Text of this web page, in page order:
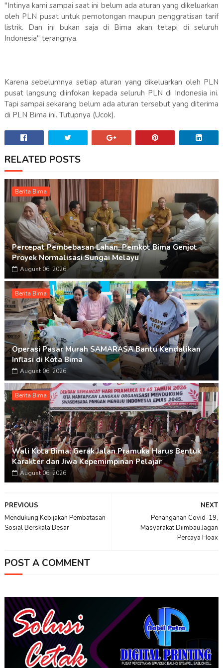
"Intinya kami sampai saat ini belum ada aturan yang dikeluarkan
oleh PLN pusat untuk pemotongan maupun penggratisan tarif
listrik. Dan ini bukan saja di Bima akan tetapi di seluruh
Indonesia" terangnya.
Karena sebelumnya setiap aturan yang dikeluarkan oleh PLN
pusat langsung diinfokan kepada seluruh PLN di Indonesia ini.
Tapi sampai sekarang belum ada aturan tersebut yang diterima
di PLN Bima ini. Tutupnya (Ucok).
RELATED POSTS
Berita Bima
Percepat Pembebasan Lahan, Pemkot Bima Genjot
Proyek Normalisasi Sungai Melayu
August 06, 2026
Berita Bima
Operasi Pasar Murah SAMARASA Bantu Kendalikan
Inflasi di Kota Bima
August 06, 2026
Berita Bima
Wali Kota Bima: Gerak Jalan Pramuka Harus Bentuk
Karakter dan Jiwa Kepemimpinan Pelajar
August 06, 2026
NEXT
Penanganan Covid-19,
Masyarakat Diimbau Jagan
Percaya Hoax
PREVIOUS
Mendukung Kebijakan Pembatasan
Sosial Berskala Besar
POST A COMMENT